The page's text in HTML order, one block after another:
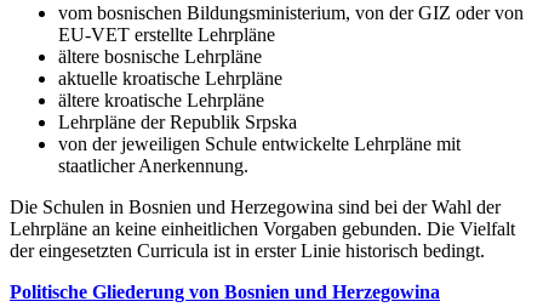
vom bosnischen Bildungsministerium, von der GIZ oder von
EU-VET erstellte Lehrpläne
ältere bosnische Lehrpläne
aktuelle kroatische Lehrpläne
ältere kroatische Lehrpläne
Lehrpläne der Republik Srpska
von der jeweiligen Schule entwickelte Lehrpläne mit
staatlicher Anerkennung.
Die Schulen in Bosnien und Herzegowina sind bei der Wahl der
Lehrpläne an keine einheitlichen Vorgaben gebunden. Die Vielfalt
der eingesetzten Curricula ist in erster Linie historisch bedingt.
Politische Gliederung von Bosnien und Herzegowina